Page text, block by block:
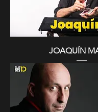
JOAQUÍN